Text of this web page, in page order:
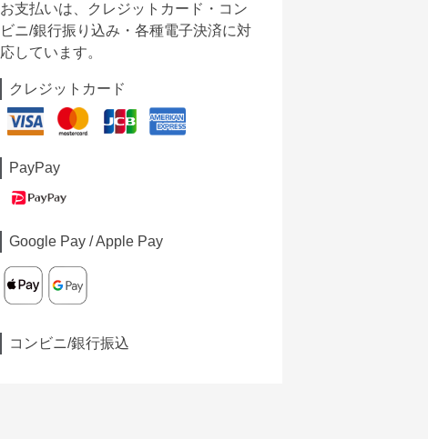
お支払いは、クレジットカード・コン
ビニ/銀行振り込み・各種電子決済に対
応しています。
クレジットカード
PayPay
Google Pay / Apple Pay
コンビニ/銀行振込